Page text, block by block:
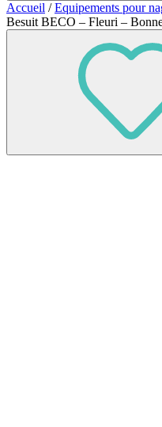
Accueil /Equipements pour
Besuit BECO – Fleuri –